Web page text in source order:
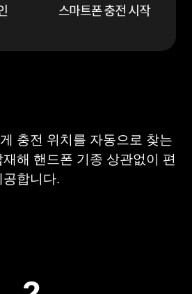
충전 위치를 자동으로 찾는
해 핸드폰 기종 상관없이 편
합니다.